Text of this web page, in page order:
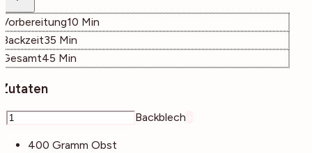
Vorbereitung10 Minuten
Min
Backzeit35 Minuten
Min
Gesamt45 Minuten
Min
Zutaten
Backblech
400 Gramm Obst